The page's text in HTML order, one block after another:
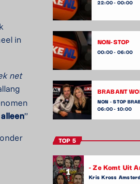
in
net
alleen”
22:00 - 00:00
NON-STOP
00:00 - 06:00
BRABANT
NON - STOP
06:00 - 10:00
TOP 5
1 - Ze Komt Uit
Kris Kross